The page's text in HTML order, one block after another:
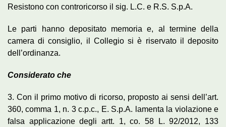
Resistono con controricorso il sig. L.C. e R.S. S.p.A.
Le parti hanno depositato memoria e, al termine della
camera di consiglio, il Collegio si è riservato il deposito
dell’ordinanza.
Considerato che
3. Con il primo motivo di ricorso, proposto ai sensi dell’art.
360, comma 1, n. 3 c.p.c., E. S.p.A. lamenta la violazione e
falsa applicazione degli artt. 1, co. 58 L. 92/2012, 133